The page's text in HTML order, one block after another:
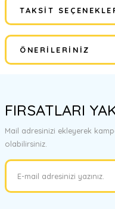
Bu ürüne
TAKSIT
ÖNERILERINIZ
tarafımıza iletebilirsiniz.
Görüş ve önerileriniz için
Ürün resmi kalitesiz, bozuk
Ürün bilgilerinde hatalar
FIRSATLARI
Mail adresinizi ekleyerek
olabilirsiniz.